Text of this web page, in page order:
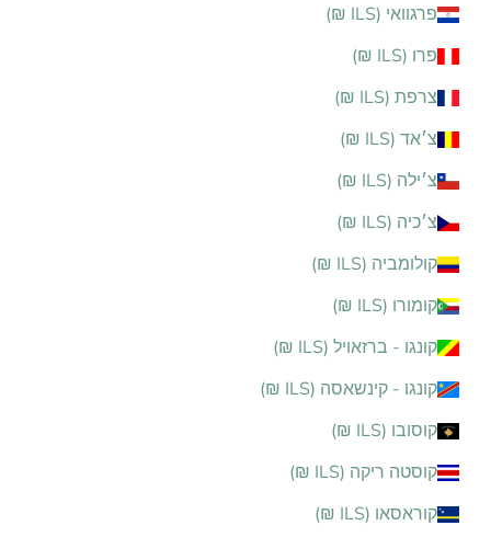
פרגוואי (ILS ₪)
פרו (ILS ₪)
צרפת (ILS ₪)
צ׳אד (ILS ₪)
צ׳ילה (ILS ₪)
צ׳כיה (ILS ₪)
קולומביה (ILS ₪)
קומורו (ILS ₪)
קונגו - ברזאויל (ILS ₪)
קונגו - קינשאסה (ILS ₪)
קוסובו (ILS ₪)
קוסטה ריקה (ILS ₪)
קוראסאו (ILS ₪)